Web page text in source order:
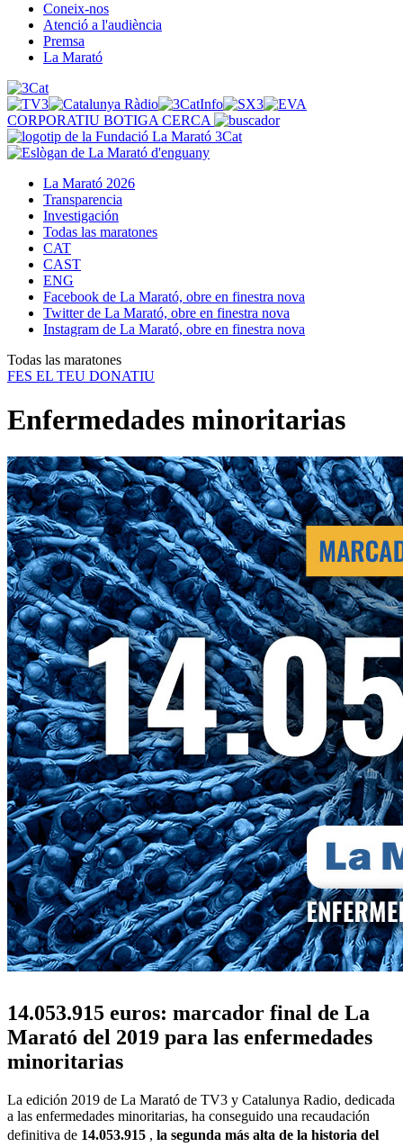
Coneix-nos
Atenció a l'audiència
Premsa
La Marató
CORPORATIU BOTIGA CERCA
La Marató 2026
Transparencia
Investigación
Todas las maratones
CAT
CAST
ENG
Facebook de La Marató, obre en finestra nova
Twitter de La Marató, obre en finestra nova
Instagram de La Marató, obre en finestra nova
Todas las maratones
FES EL TEU DONATIU
Enfermedades minoritarias
14.053.915 euros: marcador final de La
Marató del 2019 para las enfermedades
minoritarias
La edición 2019 de La Marató de TV3 y Catalunya Radio, dedicada
a las enfermedades minoritarias, ha conseguido una recaudación
definitiva de 14.053.915  , la segunda más alta de la historia del